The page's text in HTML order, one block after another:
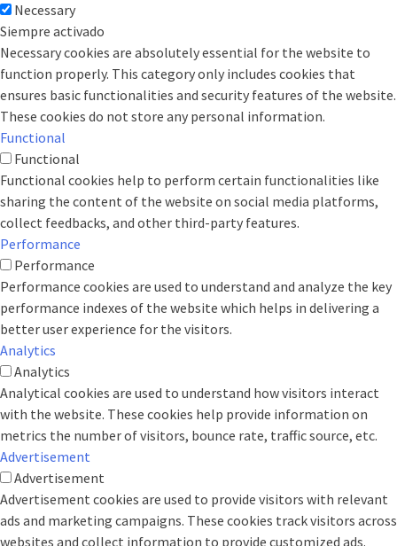
Necessary
Siempre activado
Necessary cookies are absolutely essential for the website to
function properly. This category only includes cookies that
ensures basic functionalities and security features of the website.
These cookies do not store any personal information.
Functional
Functional
Functional cookies help to perform certain functionalities like
sharing the content of the website on social media platforms,
collect feedbacks, and other third-party features.
Performance
Performance
Performance cookies are used to understand and analyze the key
performance indexes of the website which helps in delivering a
better user experience for the visitors.
Analytics
Analytics
Analytical cookies are used to understand how visitors interact
with the website. These cookies help provide information on
metrics the number of visitors, bounce rate, traffic source, etc.
Advertisement
Advertisement
Advertisement cookies are used to provide visitors with relevant
ads and marketing campaigns. These cookies track visitors across
websites and collect information to provide customized ads.